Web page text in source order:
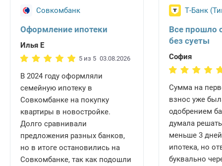
Пермь
Самара
Санкт-Петербург
Саратов
Совкомбанк
Оформление ипотеки
Илья Е
5 из 5 03.08.2026
В 2024 году оформляли
семейную ипотеку в
Совкомбанке на покупку
квартиры в новостройке.
Долго сравнивали
предложения разных банков,
но в итоге остановились на
Совкомбанке, так как подошли
Т-Банк
Все прошло
без суеты
София
Сумма на
взнос уже
одобрением
думала
меньше 3
ипотека, но
буквально